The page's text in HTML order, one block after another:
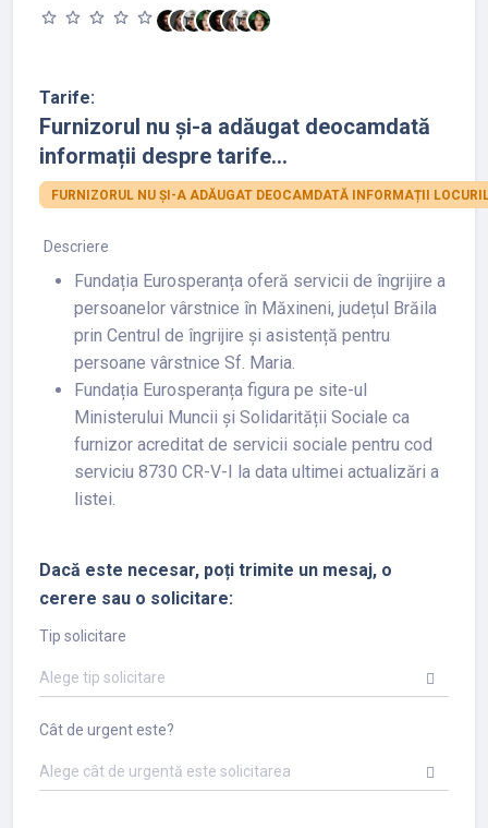
star_outline star_outline star_outline star_outline star_outline
Tarife:
Furnizorul nu și-a adăugat deocamdată
informații despre tarife...
FURNIZORUL NU ȘI-A ADĂUGAT DEOCAMDATĂ INFORMAȚII
Descriere
Fundația Eurosperanța oferă servicii de îngrijire a
persoanelor vârstnice în Măxineni, județul Brăila
prin Centrul de îngrijire și asistență pentru
persoane vârstnice Sf. Maria.
Fundația Eurosperanța figura pe site-ul
Ministerului Muncii și Solidarității Sociale ca
furnizor acreditat de servicii sociale pentru cod
serviciu 8730 CR-V-I la data ultimei actualizări a
listei.
Dacă este necesar, poți trimite un mesaj, o
cerere sau o solicitare:
Tip solicitare
Alege tip solicitare
Cât de urgent este?
Alege cât de urgentă este solicitarea